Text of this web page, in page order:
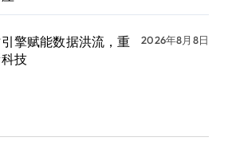
擎赋能数据洪流，重
技
2026年8月8日